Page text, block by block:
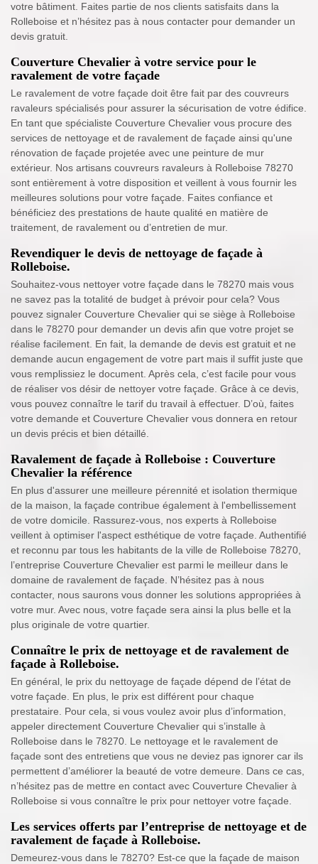
votre bâtiment. Faites partie de nos clients satisfaits dans la
Rolleboise et n’hésitez pas à nous contacter pour demander un
devis gratuit.
Couverture Chevalier à votre service pour le
ravalement de votre façade
Le ravalement de votre façade doit être fait par des couvreurs
ravaleurs spécialisés pour assurer la sécurisation de votre édifice.
En tant que spécialiste Couverture Chevalier vous procure des
services de nettoyage et de ravalement de façade ainsi qu'une
rénovation de façade projetée avec une peinture de mur
extérieur. Nos artisans couvreurs ravaleurs à Rolleboise 78270
sont entièrement à votre disposition et veillent à vous fournir les
meilleures solutions pour votre façade. Faites confiance et
bénéficiez des prestations de haute qualité en matière de
traitement, de ravalement ou d’entretien de mur.
Revendiquer le devis de nettoyage de façade à
Rolleboise.
Souhaitez-vous nettoyer votre façade dans le 78270 mais vous
ne savez pas la totalité de budget à prévoir pour cela? Vous
pouvez signaler Couverture Chevalier qui se siège à Rolleboise
dans le 78270 pour demander un devis afin que votre projet se
réalise facilement. En fait, la demande de devis est gratuit et ne
demande aucun engagement de votre part mais il suffit juste que
vous remplissiez le document. Après cela, c’est facile pour vous
de réaliser vos désir de nettoyer votre façade. Grâce à ce devis,
vous pouvez connaître le tarif du travail à effectuer. D’où, faites
votre demande et Couverture Chevalier vous donnera en retour
un devis précis et bien détaillé.
Ravalement de façade à Rolleboise : Couverture
Chevalier la référence
En plus d'assurer une meilleure pérennité et isolation thermique
de la maison, la façade contribue également à l'embellissement
de votre domicile. Rassurez-vous, nos experts à Rolleboise
veillent à optimiser l'aspect esthétique de votre façade. Authentifié
et reconnu par tous les habitants de la ville de Rolleboise 78270,
l’entreprise Couverture Chevalier est parmi le meilleur dans le
domaine de ravalement de façade. N’hésitez pas à nous
contacter, nous saurons vous donner les solutions appropriées à
votre mur. Avec nous, votre façade sera ainsi la plus belle et la
plus originale de votre quartier.
Connaître le prix de nettoyage et de ravalement de
façade à Rolleboise.
En général, le prix du nettoyage de façade dépend de l’état de
votre façade. En plus, le prix est différent pour chaque
prestataire. Pour cela, si vous voulez avoir plus d’information,
appeler directement Couverture Chevalier qui s’installe à
Rolleboise dans le 78270. Le nettoyage et le ravalement de
façade sont des entretiens que vous ne deviez pas ignorer car ils
permettent d’améliorer la beauté de votre demeure. Dans ce cas,
n’hésitez pas de mettre en contact avec Couverture Chevalier à
Rolleboise si vous connaître le prix pour nettoyer votre façade.
Les services offerts par l’entreprise de nettoyage et de
ravalement de façade à Rolleboise.
Demeurez-vous dans le 78270? Est-ce que la façade de maison